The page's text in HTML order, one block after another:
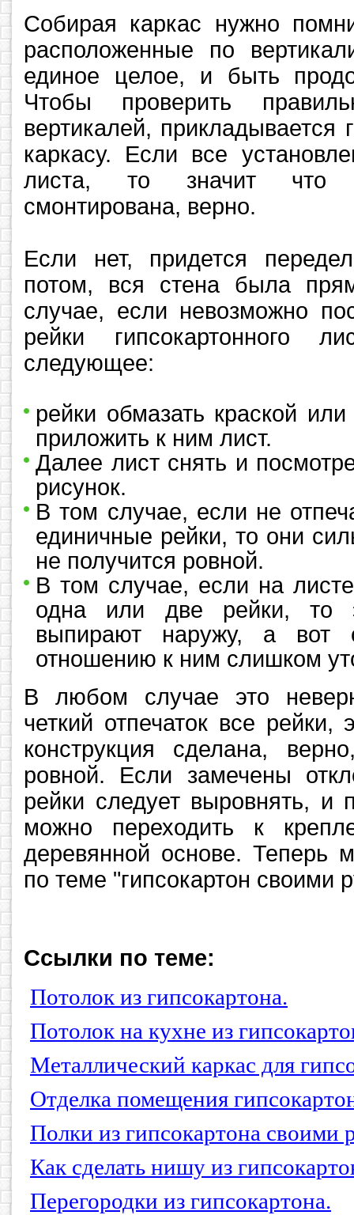
Собирая каркас нужно
расположенные по
единое целое, и быть
Чтобы проверить
вертикалей, прикладывается
каркасу. Если все
листа, то значит что
смонтирована, верно.
Если нет, придется
потом, вся стена была
случае, если невозможно
рейки гипсокартонного
следующее:
рейки обмазать краской
приложить к ним лист.
Далее лист снять и
рисунок.
В том случае, если не
единичные рейки, то они
не получится ровной.
В том случае, если на
одна или две рейки, то
выпирают наружу, а вот
отношению к ним слишком
В любом случае это
четкий отпечаток все рейки,
конструкция сделана,
ровной. Если замечены
рейки следует выровнять, и
можно переходить к
деревянной основе. Теперь
по теме "гипсокартон своими
Ссылки по теме:
Потолок из гипсокартона.
Потолок на кухне из
Металлический каркас для
Отделка помещения
Полки из гипсокартона своими
Как сделать нишу из
Перегородки из гипсокартона.